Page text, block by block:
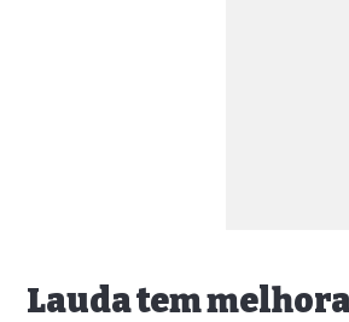
Lauda tem